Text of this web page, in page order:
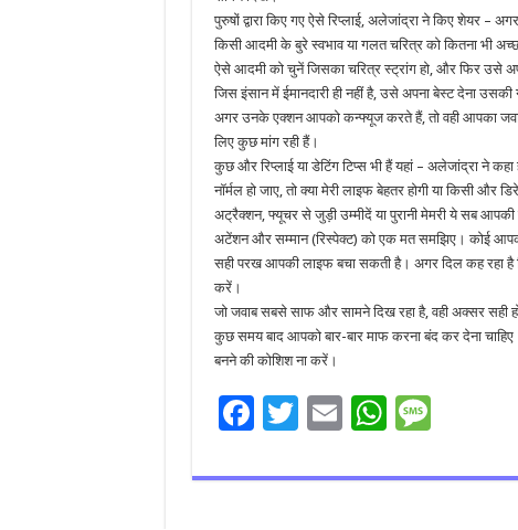
पुरुषों द्वारा किए गए ऐसे रिप्लाई, अलेजांद्रा ने किए शेयर
किसी आदमी के बुरे स्वभाव या गलत चरित्र को कितना भी
ऐसे आदमी को चुनें जिसका चरित्र स्ट्रांग हो, और फिर उसे
जिस इंसान में ईमानदारी ही नहीं है, उसे अपना बेस्ट देना
अगर उनके एक्शन आपको कन्फ्यूज करते हैं, तो वही आपका
लिए कुछ मांग रही हैं।
कुछ और रिप्लाई या डेटिंग टिप्स भी हैं यहां – अलेजांद्रा ने
नॉर्मल हो जाए, तो क्या मेरी लाइफ बेहतर होगी या किसी और
अट्रैक्शन, फ्यूचर से जुड़ी उम्मीदें या पुरानी मेमरी ये सब
अटेंशन और सम्मान (रिस्पेक्ट) को एक मत समझिए। कोई
सही परख आपकी लाइफ बचा सकती है। अगर दिल कह रहा है
करें।
जो जवाब सबसे साफ और सामने दिख रहा है, वही अक्सर सही
कुछ समय बाद आपको बार-बार माफ करना बंद कर देना
बनने की कोशिश ना करें।
F
e
T
tt
E
ai
W
at
M
sa